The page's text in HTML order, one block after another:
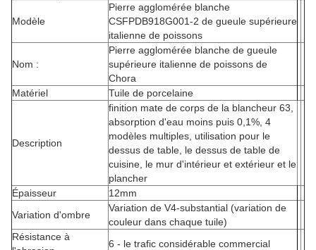
Modèle
Pierre agglomérée blanche
CSFPDB918G001-2 de gueule supérieure
italienne de poissons
Nom :
Pierre agglomérée blanche de gueule
supérieure italienne de poissons de
Chora
Matériel
Tuile de porcelaine
Description
finition mate de corps de la blancheur 63,
absorption d'eau moins puis 0,1%, 4
modèles multiples, utilisation pour le
dessus de table, le dessus de table de
cuisine, le mur d'intérieur et extérieur et le
plancher
Épaisseur
12mm
Variation d'ombre
Variation de V4-substantial (variation de
couleur dans chaque tuile)
Résistance à
6 - le trafic considérable commercial